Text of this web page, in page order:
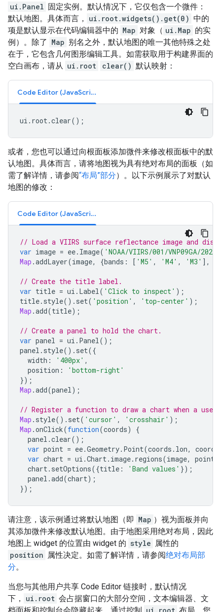
ui.Panel 固定实例。默认情况下，它仅包含一个微件：
默认地图。具体而言，
ui.root.widgets().get(0) 中的
项是默认显示在代码编辑器中的 Map 对象（ ui.Map 的实
例）。除了 Map 别名之外，默认地图的唯一其他特殊之处
在于，它包含几何图形编辑工具。如需获取用于构建界面的
空白画布，请从 ui.root clear() 默认映射：
Code Editor (JavaScript)
ui . root.clear();
或者，您也可以通过向根面板添加微件来修改根面板中的默
认地图。具体而言，请将地图视为具有绝对布局的面板（如
需了解详情，请参阅“布局”部分）。以下示例展示了对默认
地图的修改：
Code Editor (JavaScript)
// Load a VIIRS surface reflectance image and
var image = ee. Image( 'NOAA/VIIRS/001/VNP09GA/
Map .addLayer(image, {bands : [ 'M5' , 'M4' , 'M3' ],
// Create the title label.
var title = ui . Label( 'Click to inspect' );
title. style(). set( 'position' , 'top-center' );
Map .add(title);
// Create a panel to hold the chart.
var panel = ui . Panel();
panel . style(). set({
width : '400px' ,
position :
'bottom-right'
});
Map .add(panel);
// Register a function to draw a chart when a user
Map . style(). set( 'cursor' , 'crosshair' );
Map .onClick(function(coords)
{
panel .clear();
var point = ee.Geometry. Point(coords . lon, coords
var chart = ui .Chart. image. regions(image, point
chart. setOptions({title : 'Band values' });
panel .add(chart);
});
请注意，该示例通过将默认地图（即 Map ）视为面板并向
其添加微件来修改默认地图。由于地图采用绝对布局，因此
地图上 widget 的位置由 widget 的 style 属性的
position 属性决定。如需了解详情，请参阅绝对布局部
分。
当您与其他用户共享 Code Editor 链接时，默认情况
下，
ui.root 会占据窗口的大部分空间，文本编辑器、文